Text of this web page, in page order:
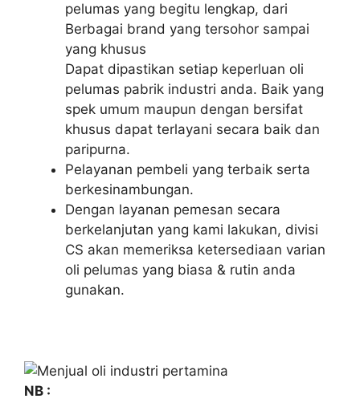
pelumas yang begitu lengkap, dari
Berbagai brand yang tersohor sampai
yang khusus
Dapat dipastikan setiap keperluan oli
pelumas pabrik industri anda. Baik yang
spek umum maupun dengan bersifat
khusus dapat terlayani secara baik dan
paripurna.
Pelayanan pembeli yang terbaik serta
berkesinambungan.
Dengan layanan pemesan secara
berkelanjutan yang kami lakukan, divisi
CS akan memeriksa ketersediaan varian
oli pelumas yang biasa & rutin anda
gunakan.
NB :